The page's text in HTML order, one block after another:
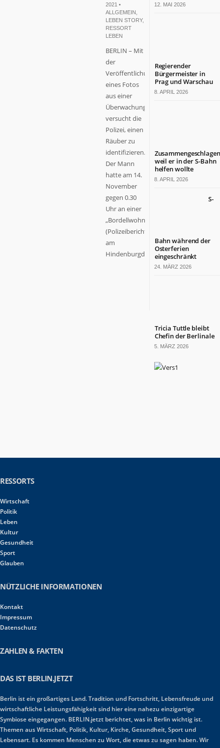
2021 •
ALLGEMEIN
LEBEN STORY,
RESSORT
LEBEN
BERLIN – Mit
der
Veröffentlichung
eines Fotos
aus einer
Überwachungskamera
versucht die
Polizei, einen
Räuber zu
identifizieren.
Der Mann
hatte am 14.
November
gegen 0.30
Uhr an einer
„Bordellwohnung“
(Polizeibericht)
am
Hindenburgdamm...
12. MAI 2026
Regierender
Bürgermeister in
Prag und Warschau
8. APRIL 2026
weil er in der S-Bahn
helfen wollte
8. APRIL 2026
S-
Bahn während der
Osterferien
eingeschränkt
24. MÄRZ 2026
Tricia Tuttle bleibt
Chefin der Berlinale
5. MÄRZ 2026
RESSORTS
Wirtschaft
Politik
Leben
Kultur
Gesundheit
Sport
Glauben
NÜTZLICHE INFORMATIONEN
Kontakt
Impressum
Datenschutz
ZAHLEN & FAKTEN
DAS IST BERLIN.JETZT
Berlin ist ein großartiges Land. Tradition und Fortschritt, Lebensfreude und
wirtschaftliche Leistungsfähigkeit sind hier eine nahezu einzigartige
Symbiose eingegangen. BERLIN.jetzt berichtet, was in Berlin wichtig ist.
Themen aus Wirtschaft, Politik, Kultur, Kirche, Gesundheit, Sport und
Lebensart. Es kommen Menschen zu Wort, die etwas zu sagen haben. Wir